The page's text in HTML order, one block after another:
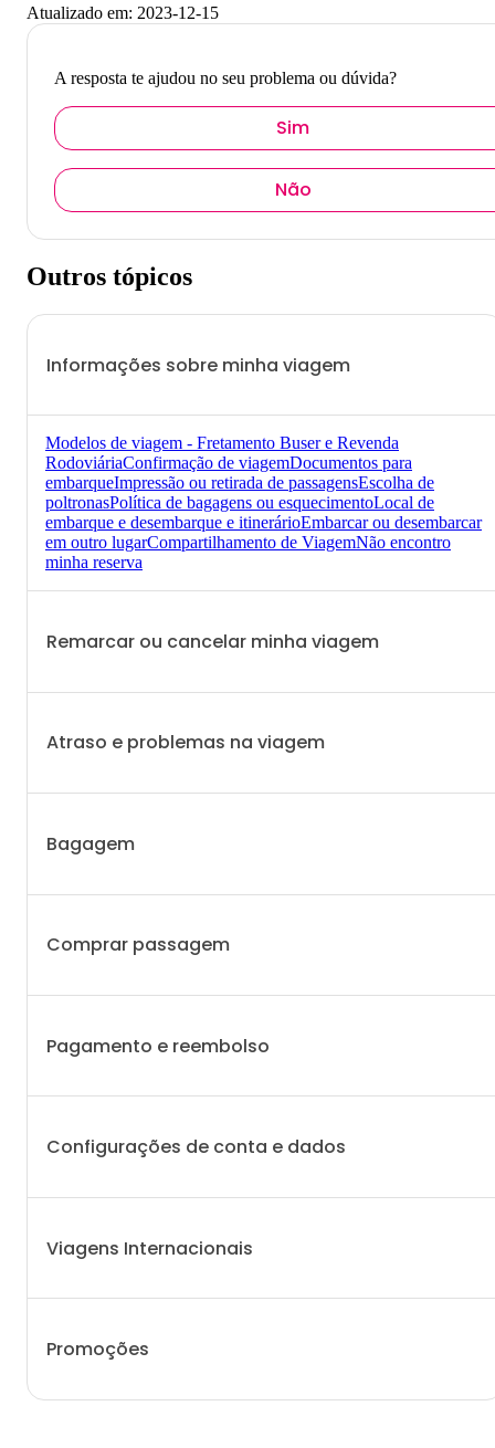
Informações sobre minha viagem
Embarcar ou desembarcar em outro lugar
Central de Ajuda
Atualizado em: 2023-12-15
A resposta te ajudou no seu problema ou dúvida?
Sim
Não
Outros tópicos
Informações sobre minha viagem
Modelos de viagem - Fretamento Buser e Revenda
RodoviáriaConfirmação de viagemDocumentos para
embarqueImpressão ou retirada de passagensEscolha de
poltronasPolítica de bagagens ou esquecimentoLocal de
embarque e desembarque e itinerárioEmbarcar ou desembarcar
em outro lugarCompartilhamento de ViagemNão encontro
minha reserva
Remarcar ou cancelar minha viagem
Atraso e problemas na viagem
Bagagem
Comprar passagem
Pagamento e reembolso
Configurações de conta e dados
Viagens Internacionais
Promoções